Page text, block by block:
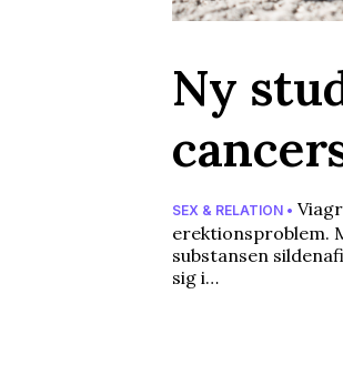
Ny
SEX & RELATION •
erektionsproblem.
substansen
sig i…